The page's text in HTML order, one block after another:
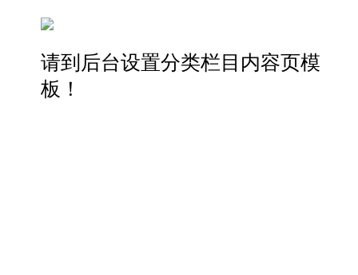
请到后台设置分类栏目内容页模
板！